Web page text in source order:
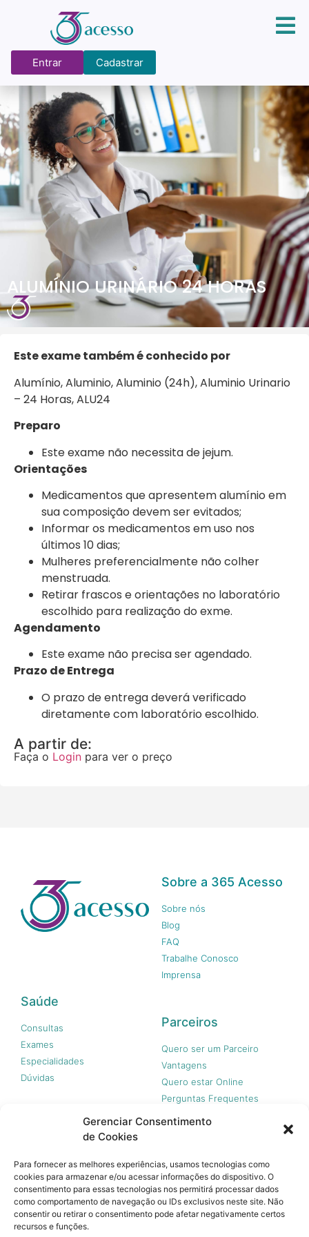
Gerenciar Consentimento
de Cookies
Para fornecer as melhores experiências, usamos tecnologias como
cookies para armazenar e/ou acessar informações do dispositivo. O
consentimento para essas tecnologias nos permitirá processar dados
como comportamento de navegação ou IDs exclusivos neste site. Não
consentir ou retirar o consentimento pode afetar negativamente certos
recursos e funções.
Entrar Cadastrar
ALUMÍNIO URINÁRIO 24 HORAS
Este exame também é conhecido por
Alumínio, Aluminio, Aluminio (24h), Aluminio Urinario
– 24 Horas,ALU24
Preparo
Este exame não necessita de jejum.
Orientações
Medicamentos que apresentem alumínio em
sua composição devem ser evitados;
Informar os medicamentos em uso nos
últimos 10 dias;
Mulheres preferencialmente não colher
menstruada.
Retirar frascos e orientações no laboratório
escolhido para realização do exme.
Agendamento
Este exame não precisa ser agendado.
Prazo de Entrega
O prazo de entrega deverá verificado
diretamente com laboratório escolhido.
A partir de:
Faça o Login para ver o preço
Sobre a 365 Acesso
Sobre nós
Blog
FAQ
Trabalhe Conosco
Imprensa
Saúde
Consultas
Exames
Especialidades
Dúvidas
Parceiros
Quero ser um Parceiro
Vantagens
Quero estar Online
Perguntas Frequentes